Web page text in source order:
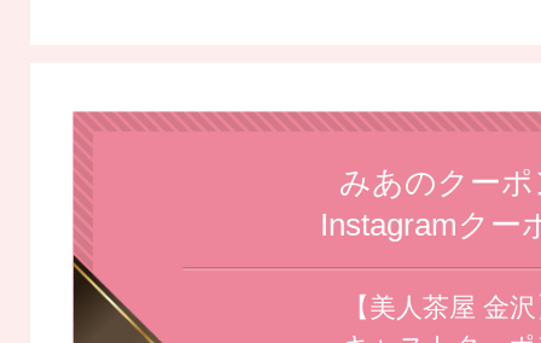
みあのクーポ
Instagramクー
【美人茶屋 金